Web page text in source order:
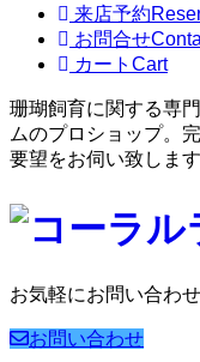
来店予約
お問合せ
カート Cart
珊瑚飼育に関する専
ムのプロショップ。
要望をお伺い致します
お気軽にお問い合わせ
お問い合わせ